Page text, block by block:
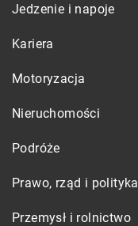
Jedzenie i napoje
Kariera
Motoryzacja
Nieruchomości
Podróże
Prawo, rząd i polityka
Przemysł i rolnictwo